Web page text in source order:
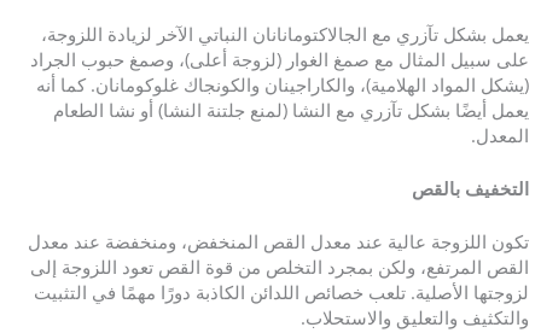
يعمل بشكل تآزري مع الجالاكتومانانان النباتي الآخر لزيادة اللزوجة،
على سبيل المثال مع صمغ الغوار (لزوجة أعلى)، وصمغ حبوب الجراد
(يشكل المواد الهلامية)، والكاراجينان والكونجاك غلوكومانان. كما أنه
يعمل أيضًا بشكل تآزري مع النشا (لمنع جلتنة النشا) أو نشا الطعام
المعدل.
التخفيف بالقص
تكون اللزوجة عالية عند معدل القص المنخفض، ومنخفضة عند معدل
القص المرتفع، ولكن بمجرد التخلص من قوة القص تعود اللزوجة إلى
لزوجتها الأصلية. تلعب خصائص اللدائن الكاذبة دورًا مهمًا في التثبيت
والتكثيف والتعليق والاستحلاب.